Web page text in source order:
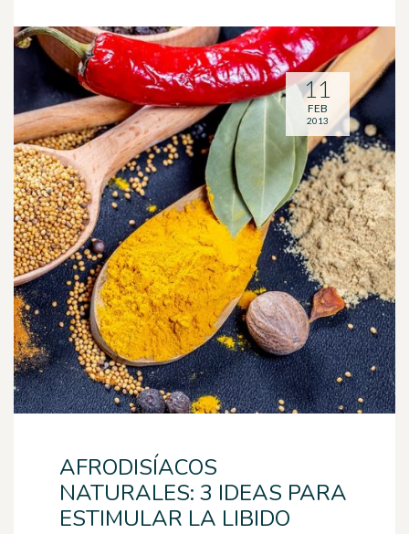
AFRODISÍACOS
NATURALES: 3 IDEAS PARA
ESTIMULAR LA LIBIDO
11
FEB
2013